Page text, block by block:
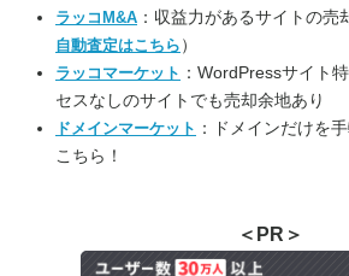
ラッコM&A ：収益力があるサイトの売
自動査定はこちら ）
ラッコマーケット ：WordPressサイト
セスなしのサイトでも売却余地あり
ドメインマーケット ：ドメインだけを
こちら！
＜PR＞